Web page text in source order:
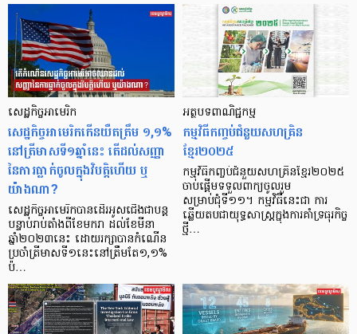
សេដ្ឋកិច្ចអាមេរិក
សេដ្ឋកិច្ចអាមេរិកកើនយឺតត្រឹម ១,១%
នៅត្រីមាសទី១ឆ្នាំនេះ តើដល់សញ្ញា
នៃការធ្លាក់ចូលក្នុងវិបត្តិហើយ ឬ
យ៉ាងណា?
សេដ្ឋកិច្ចអាមេរិកបានដើរអូសជើងជាបន្ដ
បន្ទាប់រាប់តាំងពីខែមករា ដល់ខែមីនា
ឆ្នាំ២០២៣នេះ ដោយរក្សាបានកំណើន
ប្រចាំត្រីមាសទី១នេះនៅត្រឹមតែ១,១%
ប៉…
អត្ថបទពាណិជ្ជកម្ម
កម្មវិធីកញ្ចប់ជំនួយសហគ្រិន
ខ្មែរ២០២៥
កម្មវិធីកញ្ចប់ជំនួយសហគ្រិនខ្មែរ២០២៥
ចាប់ផ្តើមទទួលពាក្យចូលរួម
សម្រាប់ជុំទី១១។ កម្មវិធីនេះជា ការ
ឆ្លើយតបជាយុទ្ធសាស្រ្ដក្នុងការគាំទ្រធុរកិច្ច
ថ្មី…